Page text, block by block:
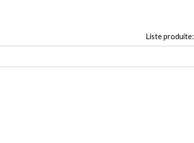
Liste produite: